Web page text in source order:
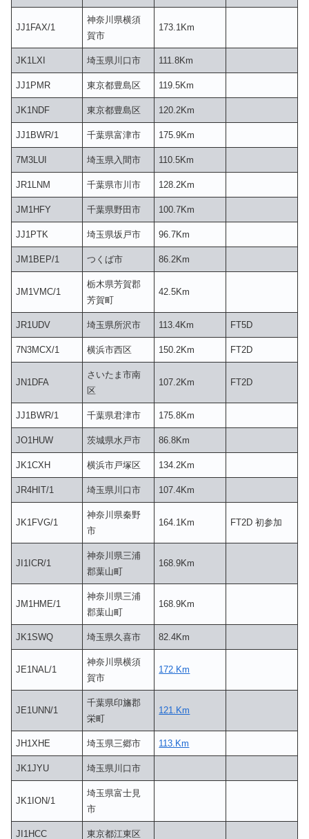
JJ1FAX/1
神奈川県横須
賀市
173.1Km
JK1LXI 埼玉県川口市 111.8Km
JJ1PMR 東京都豊島区 119.5Km
JK1NDF 東京都豊島区 120.2Km
JJ1BWR/1 千葉県富津市 175.9Km
7M3LUI 埼玉県入間市 110.5Km
JR1LNM 千葉県市川市 128.2Km
JM1HFY 千葉県野田市 100.7Km
JJ1PTK 埼玉県坂戸市 96.7Km
JM1BEP/1 つくば市 86.2Km
JM1VMC/1
栃木県芳賀郡
芳賀町
42.5Km
JR1UDV 埼玉県所沢市 113.4Km FT5D
7N3MCX/1 横浜市西区 150.2Km FT2D
JN1DFA
さいたま市南
区
107.2Km FT2D
JJ1BWR/1 千葉県君津市 175.8Km
JO1HUW 茨城県水戸市 86.8Km
JK1CXH 横浜市戸塚区 134.2Km
JR4HIT/1 埼玉県川口市 107.4Km
JK1FVG/1
神奈川県秦野
市
164.1Km FT2D 初参加
JI1ICR/1
神奈川県三浦
郡葉山町
168.9Km
JM1HME/1
神奈川県三浦
郡葉山町
168.9Km
JK1SWQ 埼玉県久喜市 82.4Km
JE1NAL/1
神奈川県横須
賀市
172.Km
JE1UNN/1
千葉県印旛郡
栄町
121.Km
JH1XHE 埼玉県三郷市 113.Km
JK1JYU 埼玉県川口市
JK1ION/1
埼玉県富士見
市
JI1HCC 東京都江東区